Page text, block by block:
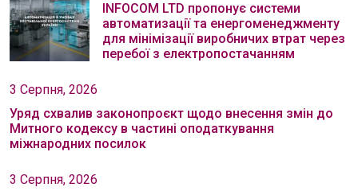
INFOCOM LTD пропонує системи
автоматизації та енергоменеджменту
для мінімізації виробничих втрат через
перебої з електропостачанням
3 Серпня, 2026
Уряд схвалив законопроєкт щодо внесення змін до
Митного кодексу в частині оподаткування
міжнародних посилок
3 Серпня, 2026